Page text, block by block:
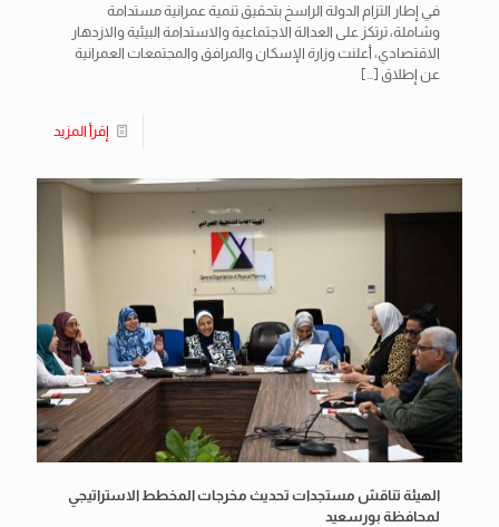
في إطار التزام الدولة الراسخ بتحقيق تنمية عمرانية مستدامة
وشاملة، ترتكز على العدالة الاجتماعية والاستدامة البيئية والازدهار
الاقتصادي، أعلنت وزارة الإسكان والمرافق والمجتمعات العمرانية
عن إطلاق […]
إقرأ المزيد
الهيئة تناقش مستجدات تحديث مخرجات المخطط الاستراتيجي
لمحافظة بورسعيد